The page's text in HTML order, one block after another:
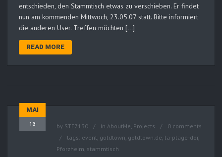
entschieden, den Stammtisch etwas zu verschieben. Er findet
nun am kommenden Mittwoch, 23.05.07 statt. Bitte informiert
die anderen User. Treffen möchten […]
READ MORE
MAI
13 by STE7130 in AboutMe, Projects
0 comments
tags: event, goldtown, goldtown.de, la-plage-dor,
Pforzheim, stammtisch